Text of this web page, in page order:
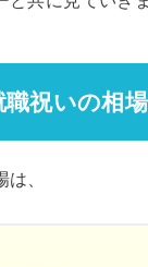
祝いの相
、